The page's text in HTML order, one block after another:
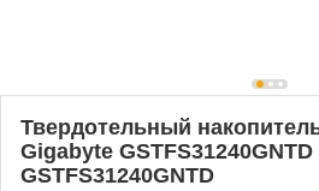
Твердотельный
Gigabyte GSTFS31240GNTD
GSTFS31240GNTD